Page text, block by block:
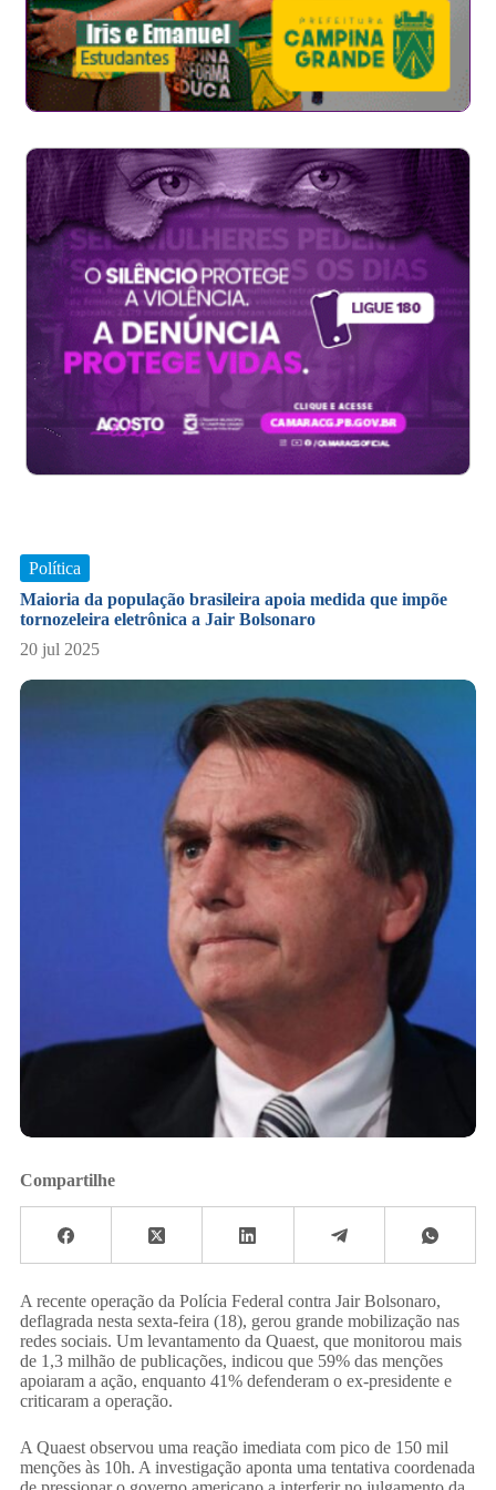
Política
Maioria da população brasileira apoia medida que impõe
tornozeleira eletrônica a Jair Bolsonaro
20 jul 2025
Compartilhe
A recente operação da Polícia Federal contra Jair Bolsonaro,
deflagrada nesta sexta-feira (18), gerou grande mobilização nas
redes sociais. Um levantamento da Quaest, que monitorou mais
de 1,3 milhão de publicações, indicou que 59% das menções
apoiaram a ação, enquanto 41% defenderam o ex-presidente e
criticaram a operação.
A Quaest observou uma reação imediata com pico de 150 mil
menções às 10h. A investigação aponta uma tentativa coordenada